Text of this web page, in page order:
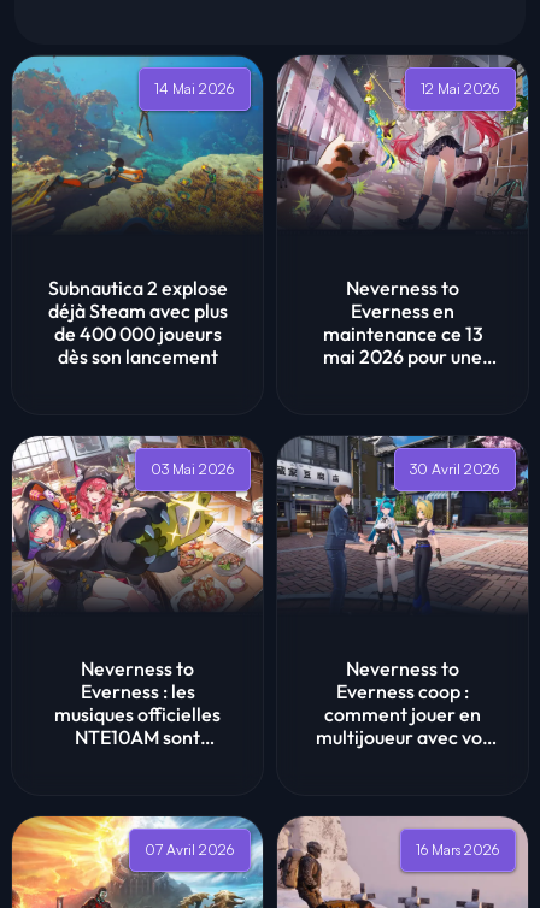
14 Mai 2026
Subnautica 2 explose
déjà Steam avec plus
de 400 000 joueurs
dès son lancement
12 Mai 2026
Neverness to
Everness en
maintenance ce 13
mai 2026 pour une
03 Mai 2026
Neverness to
Everness : les
musiques officielles
NTE10AM sont
30 Avril 2026
Neverness to
Everness coop :
comment jouer en
multijoueur avec vos
07 Avril 2026 16 Mars 2026